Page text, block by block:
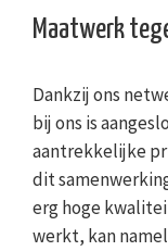
Maatwerk
Dankzij ons
bij ons is
aantrekkelijke
dit
erg hoge
werkt, kan